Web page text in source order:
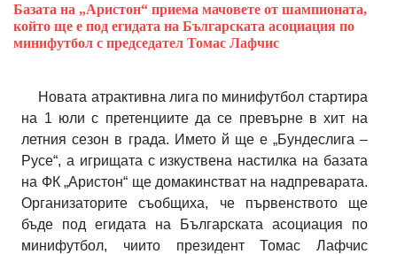
Базата на „Аристон“ приема мачовете от шампионата,
който ще е под егидата на Българската асоциация по
минифутбол с председател Томас Лафчис
Новата атрактивна лига по минифутбол стартира
на 1 юли с претенциите да се превърне в хит на
летния сезон в града. Името й ще е „Бундеслига –
Русе“, а игрищата с изкуствена настилка на базата
на ФК „Аристон“ ще домакинстват на надпреварата.
Организаторите съобщиха, че първенството ще
бъде под егидата на Българската асоциация по
минифутбол, чиито президент Томас Лафчис